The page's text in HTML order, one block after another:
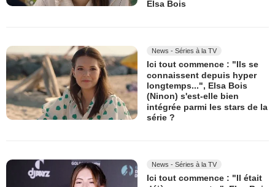
Elsa Bois
News - Séries à la TV
Ici tout commence : "Ils se
connaissent depuis hyper
longtemps...", Elsa Bois
(Ninon) s'est-elle bien
intégrée parmi les stars de la
série ?
News - Séries à la TV
Ici tout commence : "Il était